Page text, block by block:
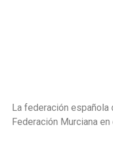
La federación española
Federación Murciana